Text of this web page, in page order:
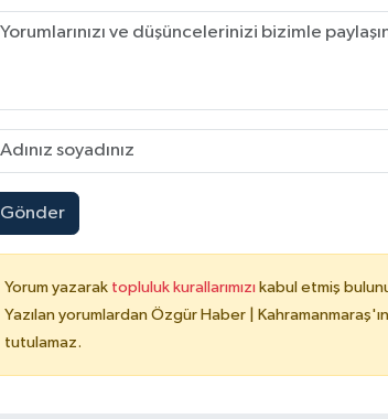
Gönder
Yorum yazarak topluluk kurallarımızı kabul etmiş
Yazılan yorumlardan Özgür Haber |
tutulamaz.